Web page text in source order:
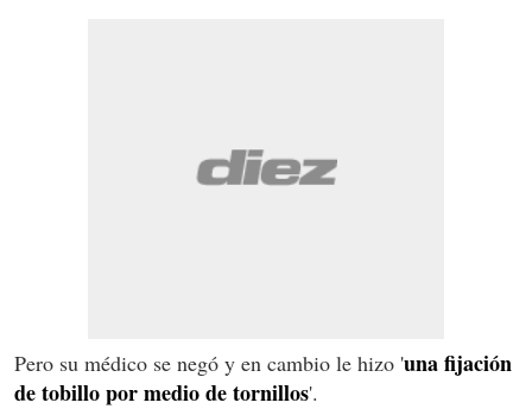
Pero su médico se negó y en cambio le hizo 'una fijación
de tobillo por medio de tornillos'.